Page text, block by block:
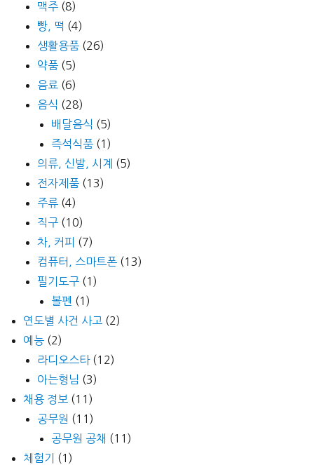
맥주 (8)
빵, 떡 (4)
생활용품 (26)
약품 (5)
음료 (6)
음식 (28)
배달음식 (5)
즉석식품 (1)
의류, 신발, 시계
(5)
전자제품 (13)
주류 (4)
직구 (10)
차, 커피 (7)
컴퓨터, 스마트폰 (13)
필기도구 (1)
볼펜 (1)
연도별 사건 사고 (2)
예능 (2)
라디오스타(12)
아는형님 (3)
채용 정보 (11)
공무원 (11)
공무원 공채 (11)
체험기
(1)